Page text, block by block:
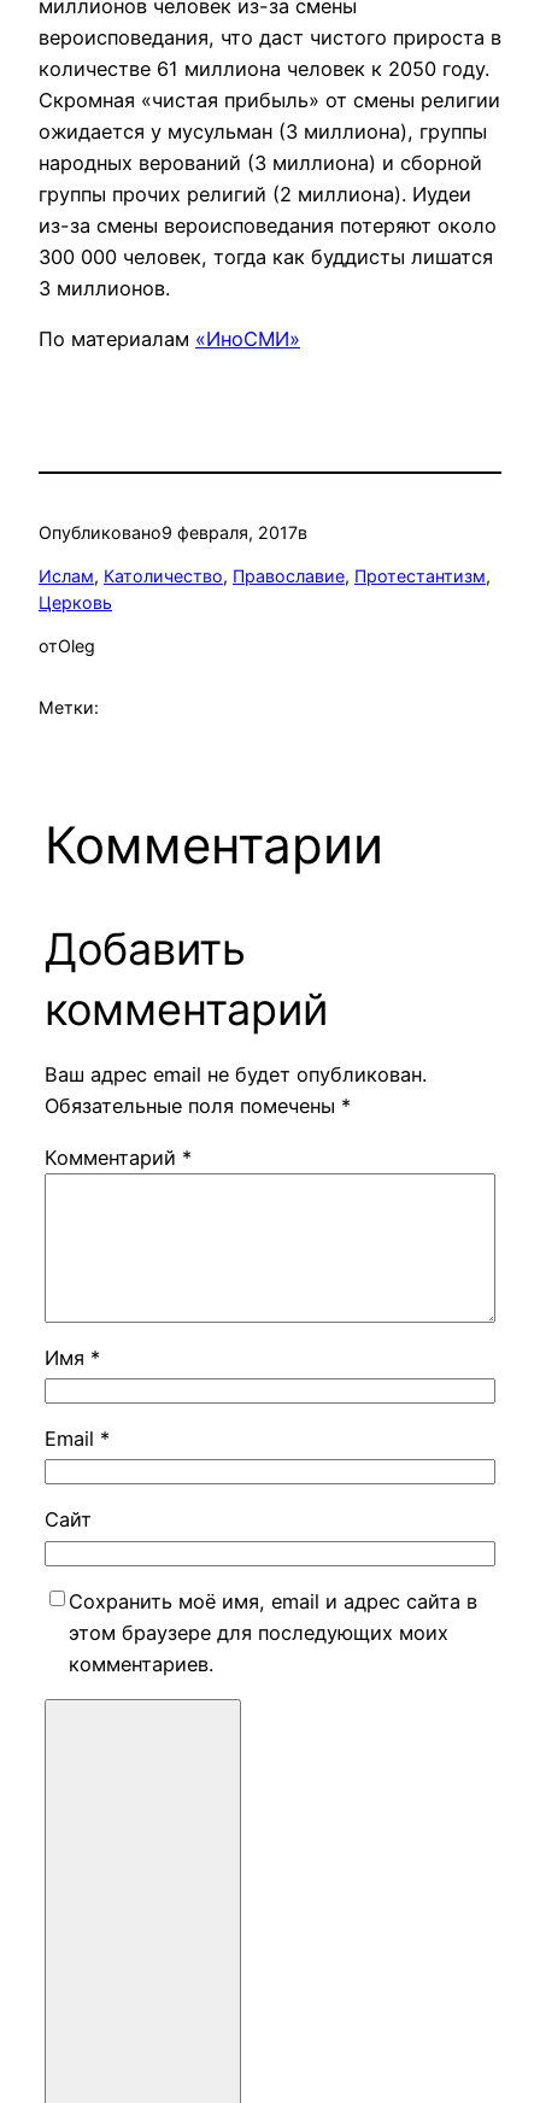
миллионов человек из-за смены
вероисповедания, что даст чистого прироста в
количестве 61 миллиона человек к 2050 году.
Скромная «чистая прибыль» от смены религии
ожидается у мусульман (3 миллиона), группы
народных верований (3 миллиона) и сборной
группы прочих религий (2 миллиона). Иудеи
из-за смены вероисповедания потеряют около
300 000 человек, тогда как буддисты лишатся
3 миллионов.
По материалам «ИноСМИ»
Опубликовано9 февраля, 2017в
Ислам, Католичество, Православие, Протестантизм
Церковь
отOleg
Метки:
Комментарии
Добавить
комментарий
Ваш адрес email не будет опубликован.
Обязательные поля помечены *
Комментарий *
Имя *
Email *
Сайт
Сохранить моё имя, email и адрес сайта в
этом браузере для последующих моих
комментариев.